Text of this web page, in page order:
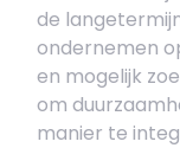
de
ondernemen
en mogelijk
om
manier te